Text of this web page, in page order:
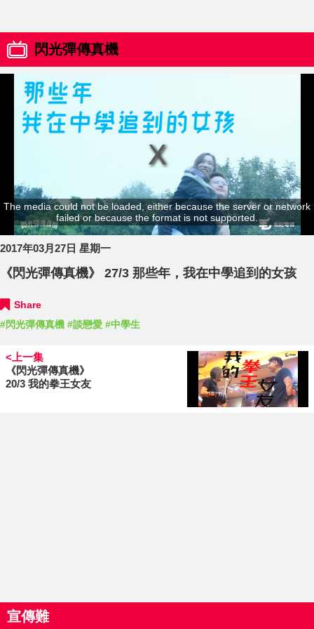
閃光彈傳真機
The media could not be loaded, either because the server or network
failed or because the format is not supported.
2017年03月27日 星期一
《閃光彈傳真機》 27/3 那些年，我在中學追到的女孩
Share
#閃光彈傳真機 #談戀愛 #中學生
<上一集
《閃光彈傳真機》
20/3 我的拳王女友
宣傳難